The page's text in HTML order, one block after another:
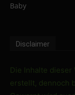
Baby
Disclaimer
Die Inhalte dieser
erstellt, dennoch